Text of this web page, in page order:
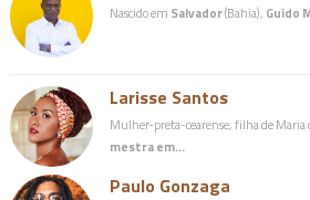
Nascido em Salvador(Bahia), Guido
Larisse Santos
Mulher-preta-cearense, filha de Maria
mestra em…
Paulo Gonzaga